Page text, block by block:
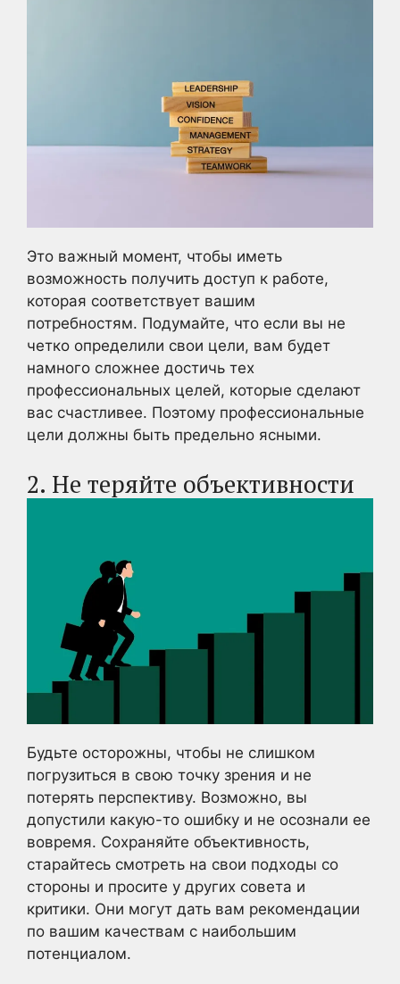
Это важный момент, чтобы иметь
возможность получить доступ к работе,
которая соответствует вашим
потребностям. Подумайте, что если вы не
четко определили свои цели, вам будет
намного сложнее достичь тех
профессиональных целей, которые сделают
вас счастливее. Поэтому профессиональные
цели должны быть предельно ясными.
2. Не теряйте объективности
Будьте осторожны, чтобы не слишком
погрузиться в свою точку зрения и не
потерять перспективу. Возможно, вы
допустили какую-то ошибку и не осознали ее
вовремя. Сохраняйте объективность,
старайтесь смотреть на свои подходы со
стороны и просите у других совета и
критики. Они могут дать вам рекомендации
по вашим качествам с наибольшим
потенциалом.